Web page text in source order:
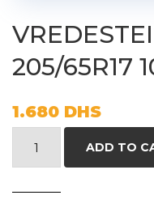
205/65R17
1.680 DHS
ADD TO